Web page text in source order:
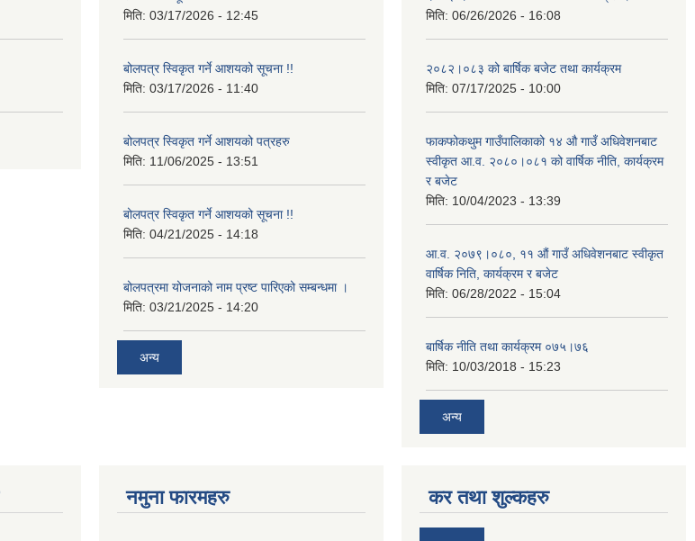
मिति: 03/17/2026 - 12:45
बोलपत्र स्विकृत गर्ने आशयको सूचना !!
मिति: 03/17/2026 - 11:40
बोलपत्र स्विकृत गर्ने आशयको पत्रहरु
मिति: 11/06/2025 - 13:51
बोलपत्र स्विकृत गर्ने आशयको सूचना !!
मिति: 04/21/2025 - 14:18
बोलपत्रमा योजनाको नाम प्रष्ट पारिएको सम्बन्धमा ।
मिति: 03/21/2025 - 14:20
अन्य
मिति: 06/26/2026 - 16:08
२०८२।०८३ को बार्षिक बजेट तथा कार्यक्रम
मिति: 07/17/2025 - 10:00
फाकफोकथुम गाउँपालिकाको १४ औ गाउँ अधिवेशनबाट
स्वीकृत आ.व. २०८०।०८१ को वार्षिक नीति, कार्यक्रम
र बजेट
मिति: 10/04/2023 - 13:39
आ.व. २०७९।०८०, ११ औं गाउँ अधिवेशनबाट स्वीकृत
वार्षिक निति, कार्यक्रम र बजेट
मिति: 06/28/2022 - 15:04
बार्षिक नीति तथा कार्यक्रम ०७५।७६
मिति: 10/03/2018 - 15:23
अन्य
नमुना फारमहरु कर तथा शुल्कहरु